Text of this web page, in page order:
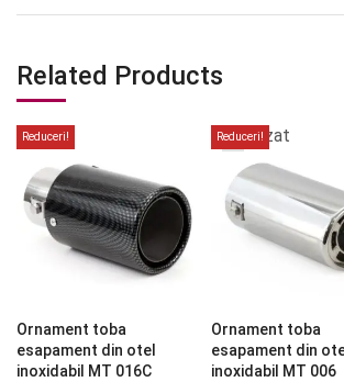
Related Products
Reduceri!
Ornament toba
esapament din otel
inoxidabil MT 016C
Reduceri!
epuizat
Ornament toba
esapament din
inoxidabil MT 006